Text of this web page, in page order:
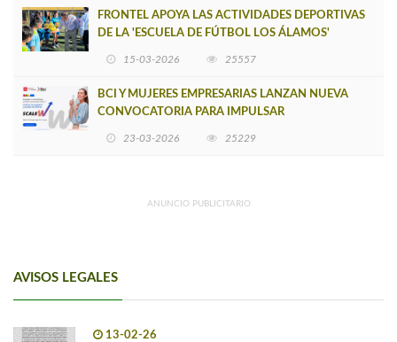
FRONTEL APOYA LAS ACTIVIDADES DEPORTIVAS
DE LA 'ESCUELA DE FÚTBOL LOS ÁLAMOS'
15-03-2026 25557
BCI Y MUJERES EMPRESARIAS LANZAN NUEVA
CONVOCATORIA PARA IMPULSAR
23-03-2026 25229
ANUNCIO PUBLICITARIO
AVISOS LEGALES
13-02-26